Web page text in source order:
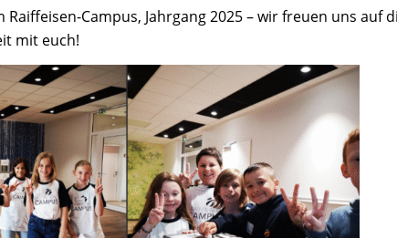
Raiffeisen-Campus, Jahrgang 2025 – wir freuen uns auf
mit euch!